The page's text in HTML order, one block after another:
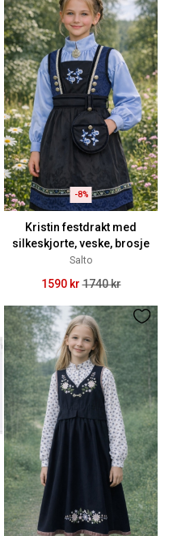
-8%
Kristin festdrakt med
silkeskjorte, veske, brosje
Salto
1590 kr 1740 kr